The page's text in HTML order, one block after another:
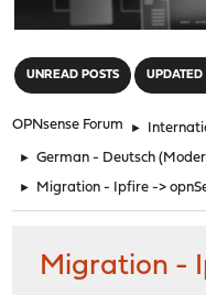
UNREAD POSTS UPDATED
OPNsense Forum ►
► German - Deutsch
► Migration - Ipfire ->
Migration -